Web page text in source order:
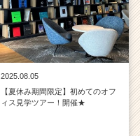
2025.08.05
【夏休み期間限定】初めてのオフ
ィス見学ツアー！開催★